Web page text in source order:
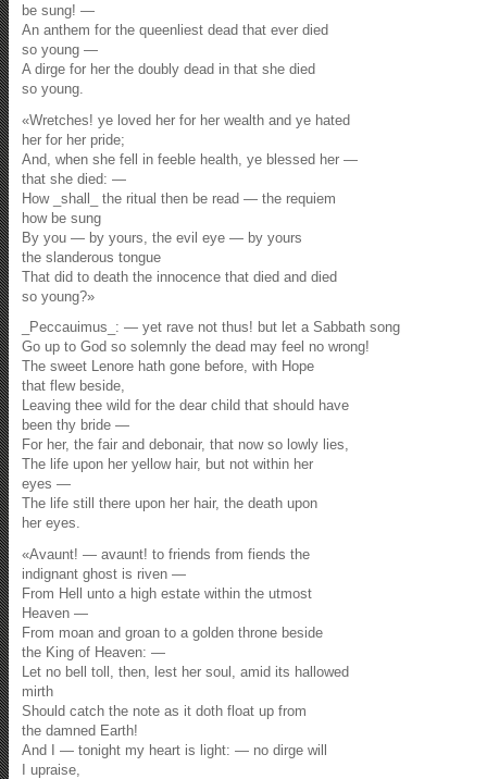
be sung! —
An anthem for the queenliest dead that ever died
so young —
A dirge for her the doubly dead in that she died
so young.
«Wretches! ye loved her for her wealth and ye hated
her for her pride;
And, when she fell in feeble health, ye blessed her —
that she died: —
How _shall_ the ritual then be read — the requiem
how be sung
By you — by yours, the evil eye — by yours
the slanderous tongue
That did to death the innocence that died and died
so young?»
_Peccauimus_: — yet rave not thus! but let a Sabbath song
Go up to God so solemnly the dead may feel no wrong!
The sweet Lenore hath gone before, with Hope
that flew beside,
Leaving thee wild for the dear child that should have
been thy bride —
For her, the fair and debonair, that now so lowly lies,
The life upon her yellow hair, but not within her
eyes —
The life still there upon her hair, the death upon
her eyes.
«Avaunt! — avaunt! to friends from fiends the
indignant ghost is riven —
From Hell unto a high estate within the utmost
Heaven —
From moan and groan to a golden throne beside
the King of Heaven: —
Let no bell toll, then, lest her soul, amid its hallowed
mirth
Should catch the note as it doth float up from
the damned Earth!
And I — tonight my heart is light: — no dirge will
I upraise,